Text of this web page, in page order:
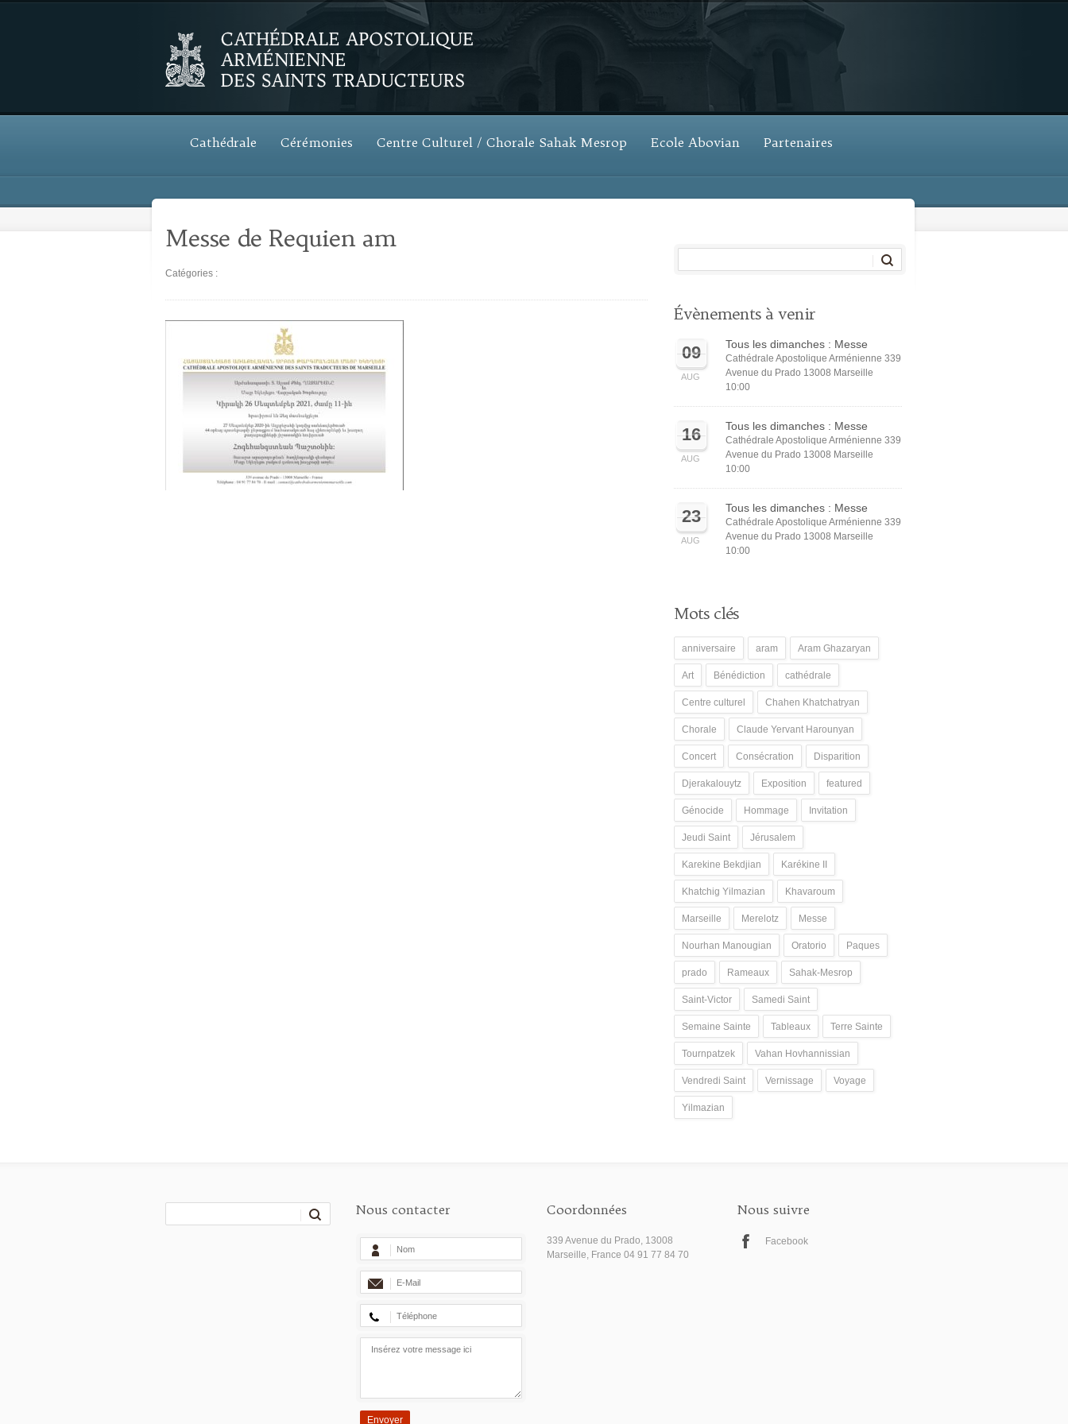
Cathédrale Cérémonies Centre Culturel / Chorale Sahak Mesrop Ecole Abovian Partenaires
Messe de Requien am
Catégories :
Évènements à venir
09
AUG
Tous les dimanches : Messe
Cathédrale Apostolique Arménienne 339
Avenue du Prado 13008 Marseille
10:00
16
AUG
Tous les dimanches : Messe
Cathédrale Apostolique Arménienne 339
Avenue du Prado 13008 Marseille
10:00
23
AUG
Tous les dimanches : Messe
Cathédrale Apostolique Arménienne 339
Avenue du Prado 13008 Marseille
10:00
Mots clés
anniversaire aram Aram Ghazaryan
Art Bénédiction cathédrale
Centre culturel Chahen Khatchatryan
Chorale Claude Yervant Harounyan
Concert Consécration Disparition
Djerakalouytz Exposition featured
Génocide Hommage Invitation
Jeudi Saint Jérusalem
Karekine Bekdjian Karékine II
Khatchig Yilmazian Khavaroum
Marseille Merelotz Messe
Nourhan Manougian Oratorio Paques
prado Rameaux Sahak-Mesrop
Saint-Victor Samedi Saint
Semaine Sainte Tableaux Terre Sainte
Tournpatzek Vahan Hovhannissian
Vendredi Saint Vernissage Voyage
Yilmazian
Nous contacter
Envoyer
Coordonnées
339 Avenue du Prado, 13008
Marseille, France 04 91 77 84 70
Nous suivre
Facebook